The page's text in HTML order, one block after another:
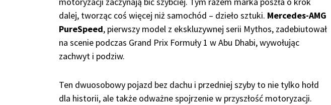
dalej, tworząc coś więcej niż samochód – dzieło sztuki. Mercedes-AMG
PureSpeed, pierwszy model z ekskluzywnej serii Mythos, zadebiutował
na scenie podczas Grand Prix Formuły 1 w Abu Dhabi, wywołując
zachwyt i podziw.
Ten dwuosobowy pojazd bez dachu i przedniej szyby to nie tylko hołd
dla historii, ale także odważne spojrzenie w przyszłość motoryzacji.